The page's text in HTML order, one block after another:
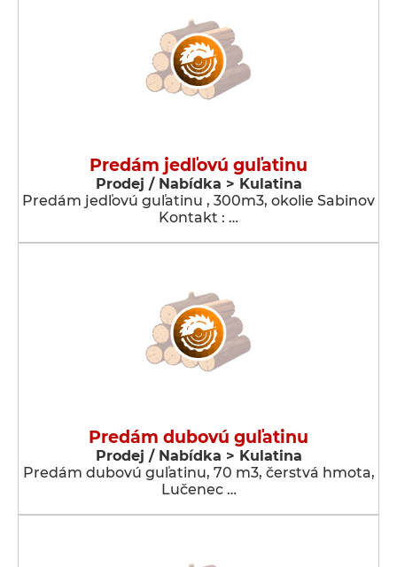
Predám jedľovú guľatinu
Prodej / Nabídka > Kulatina
Predám jedľovú guľatinu , 300m3, okolie Sabinov
Kontakt : …
Predám dubovú guľatinu
Prodej / Nabídka > Kulatina
Predám dubovú guľatinu, 70 m3, čerstvá hmota,
Lučenec …